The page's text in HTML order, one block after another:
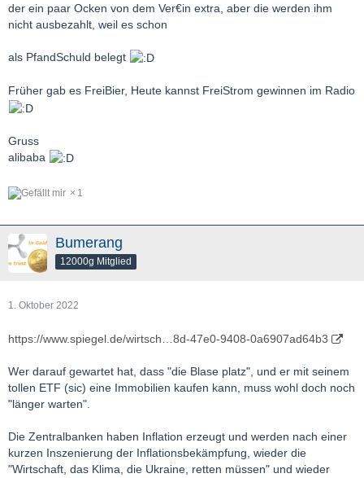
der ein paar Ocken von dem Ver€in extra, aber die werden ihm
nicht ausbezahlt, weil es schon
als PfandSchuld belegt
Früher gab es FreiBier, Heute kannst FreiStrom gewinnen im Radio
Gruss
alibaba
1
Bumerang
12000g Mitglied
1. Oktober 2022
https://www.spiegel.de/wirtsch…8d-47e0-9408-0a6907ad64b3
Wer darauf gewartet hat, dass "die Blase platz", und er mit seinem
tollen ETF (sic) eine Immobilien kaufen kann, muss wohl doch noch
"länger warten".
Die Zentralbanken haben Inflation erzeugt und werden nach einer
kurzen Inszenierung der Inflationsbekämpfung, wieder die
"Wirtschaft, das Klima, die Ukraine, retten müssen" und wieder